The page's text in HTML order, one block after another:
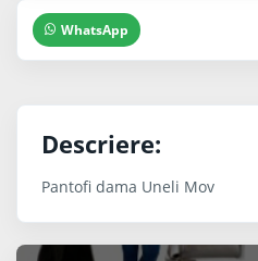
WhatsApp
Descriere:
Pantofi dama Uneli Mov